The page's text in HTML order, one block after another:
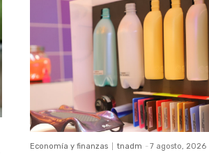
Economía y finanzas tnadm - 7 agosto, 2026